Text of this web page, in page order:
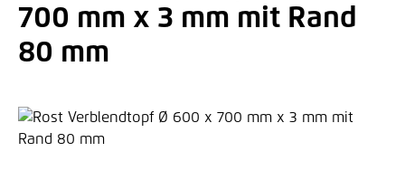
700 mm x 3 mm mit Rand
80 mm
Bildergalerie überspringen